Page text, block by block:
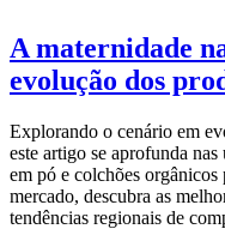
A maternidade
evolução dos
Explorando o cenário em
este artigo se aprofunda
em pó e colchões orgânicos
mercado, descubra as
tendências regionais de